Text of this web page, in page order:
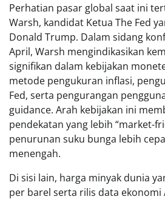
Perhatian pasar global saat ini
Warsh, kandidat Ketua The Fed
Donald Trump. Dalam sidang
April, Warsh mengindikasikan
signifikan dalam kebijakan
metode pengukuran inflasi,
Fed, serta pengurangan
guidance. Arah kebijakan ini
pendekatan yang lebih “market-
penurunan suku bunga lebih
menengah.
Di sisi lain, harga minyak dunia
per barel serta rilis data ekonomi